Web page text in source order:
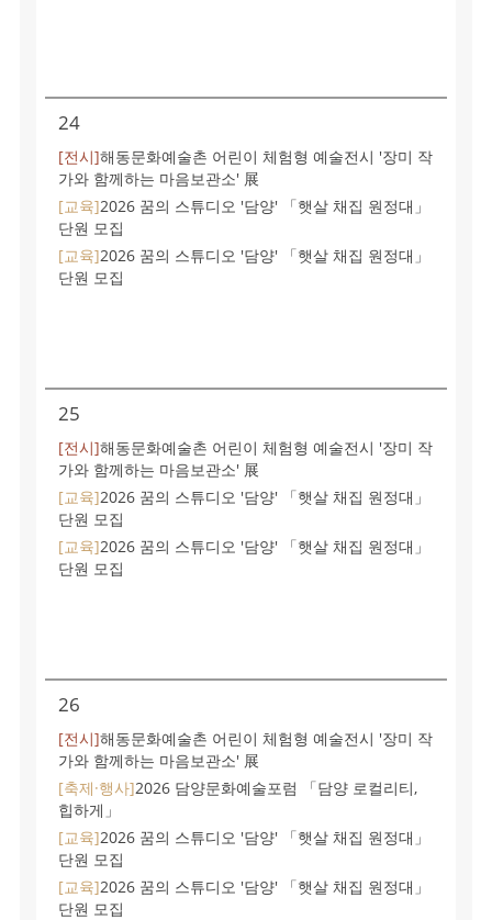
24
[전시]해동문화예술촌 어린이 체험형 예술전시 '장미 작
가와 함께하는 마음보관소' 展
[교육]2026 꿈의 스튜디오 '담양' 「햇살 채집 원정대」
단원 모집
[교육]2026 꿈의 스튜디오 '담양' 「햇살 채집 원정대」
단원 모집
25
[전시]해동문화예술촌 어린이 체험형 예술전시 '장미 작
가와 함께하는 마음보관소' 展
[교육]2026 꿈의 스튜디오 '담양' 「햇살 채집 원정대」
단원 모집
[교육]2026 꿈의 스튜디오 '담양' 「햇살 채집 원정대」
단원 모집
26
[전시]해동문화예술촌 어린이 체험형 예술전시 '장미 작
가와 함께하는 마음보관소' 展
[축제·행사]2026 담양문화예술포럼 「담양 로컬리티,
힙하게」
[교육]2026 꿈의 스튜디오 '담양' 「햇살 채집 원정대」
단원 모집
[교육]2026 꿈의 스튜디오 '담양' 「햇살 채집 원정대」
단원 모집